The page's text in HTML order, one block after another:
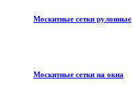
Москитные сетки рулонные
Москитные сетки на окна